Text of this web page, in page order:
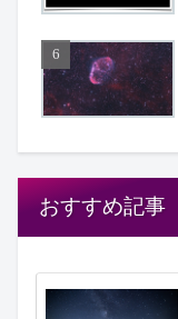
おすすめ記事